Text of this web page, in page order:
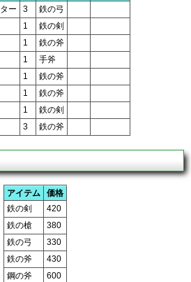
ー 3
鉄の弓
1
鉄の剣
1
鉄の斧
1
手斧
1
鉄の斧
1
鉄の斧
1
鉄の剣
3 鉄の斧
アイテム
価格
鉄の剣
420
鉄の槍
380
鉄の弓
330
鉄の斧
430
鋼の斧
600